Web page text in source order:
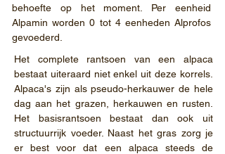
behoefte op het moment. Per eenheid
Alpamin worden 0 tot 4 eenheden Alprofos
gevoederd.
Het complete rantsoen van een alpaca
bestaat uiteraard niet enkel uit deze korrels.
Alpaca's zijn als pseudo-herkauwer de hele
dag aan het grazen, herkauwen en rusten.
Het basisrantsoen bestaat danook uit
structuurrijk voeder. Naast het gras zorg je
er best voor dat een alpaca steeds de